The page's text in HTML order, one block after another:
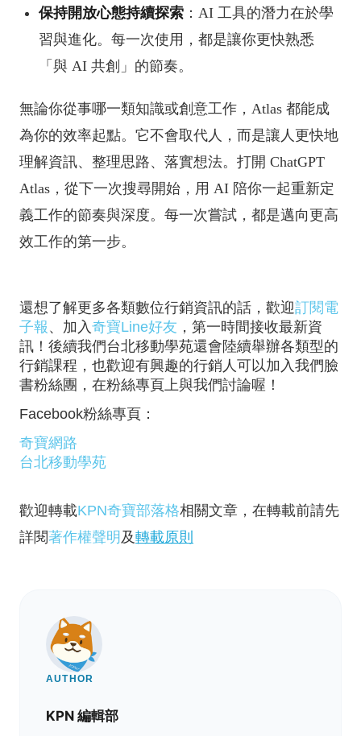
保持開放心態持續探索 ：AI 工具的潛力在於學
習與進化。每一次使用，都是讓你更快熟悉
「與 AI 共創」的節奏。
無論你從事哪一類知識或創意工作，Atlas 都能成
為你的效率起點。它不會取代人，而是讓人更快地
理解資訊、整理思路、落實想法。打開 ChatGPT
Atlas，從下一次搜尋開始，用 AI 陪你一起重新定
義工作的節奏與深度。每一次嘗試，都是邁向更高
效工作的第一步。
還想了解更多各類數位行銷資訊的話，歡迎訂閱電
子報 、加入 奇寶Line好友 ，第一時間接收最新資
訊！後續我們台北移動學苑還會陸續舉辦各類型的
行銷課程，也歡迎有興趣的行銷人可以加入我們臉
書粉絲團，在粉絲專頁上與我們討論喔！
Facebook粉絲專頁：
奇寶網路
台北移動學苑
歡迎轉載KPN奇寶部落格相關文章，在轉載前請先
詳閱著作權聲明 及轉載原則
AUTHOR
KPN 編輯部